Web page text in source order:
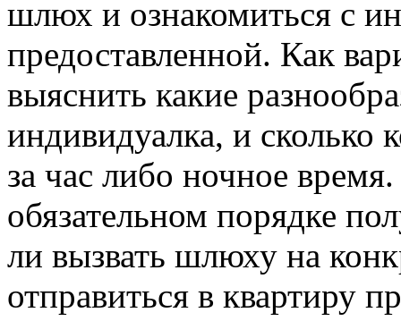
шлюх и ознакомиться с
предоставленной. Как
выяснить какие
индивидуалка, и сколько
за час либо ночное
обязательном порядке
ли вызвать шлюху на
отправиться в квартиру